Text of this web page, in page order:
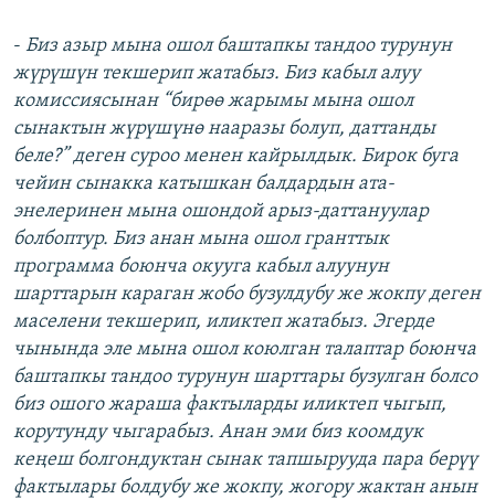
- Биз азыр мына ошол баштапкы тандоо турунун
жүрүшүн текшерип жатабыз. Биз кабыл алуу
комиссиясынан “бирөө жарымы мына ошол
сынактын жүрүшүнө нааразы болуп, даттанды
беле?” деген суроо менен кайрылдык. Бирок буга
чейин сынакка катышкан балдардын ата-
энелеринен мына ошондой арыз-даттануулар
болбоптур. Биз анан мына ошол гранттык
программа боюнча окууга кабыл алуунун
шарттарын караган жобо бузулдубу же жокпу деген
маселени текшерип, иликтеп жатабыз. Эгерде
чынында эле мына ошол коюлган талаптар боюнча
баштапкы тандоо турунун шарттары бузулган болсо
биз ошого жараша фактыларды иликтеп чыгып,
корутунду чыгарабыз. Анан эми биз коомдук
кеңеш болгондуктан сынак тапшырууда пара берүү
фактылары болдубу же жокпу, жогору жактан анын